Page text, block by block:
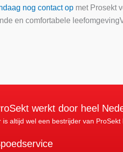
nog contact op met Prosekt
en comfortabele
werkt door heel
is altijd wel een bestrijder van